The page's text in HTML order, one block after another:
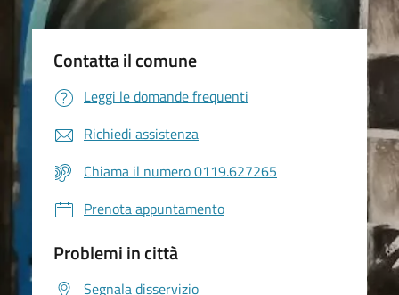
Contatta il comune
Leggi le domande frequenti
Richiedi assistenza
Chiama il numero 0119.627265
Prenota appuntamento
Problemi in città
Segnala disservizio